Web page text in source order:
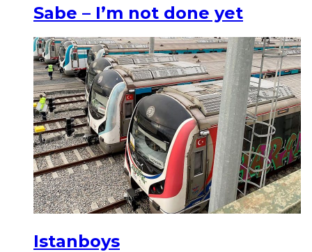
Sabe – I’m not done yet
Istanboys